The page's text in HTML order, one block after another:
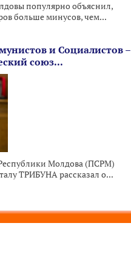
популярно объяснил,
больше минусов, чем...
и Социалистов –
союз...
Молдова (ПСРМ)
ТРИБУНА рассказал о...